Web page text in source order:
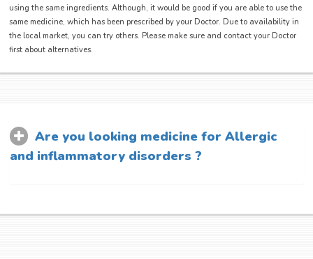
using the same ingredients. Although, it would be good if you are able to use the
same medicine, which has been prescribed by your Doctor. Due to availability in
the local market, you can try others. Please make sure and contact your Doctor
first about alternatives.
Are you looking medicine for Allergic
and inflammatory disorders ?